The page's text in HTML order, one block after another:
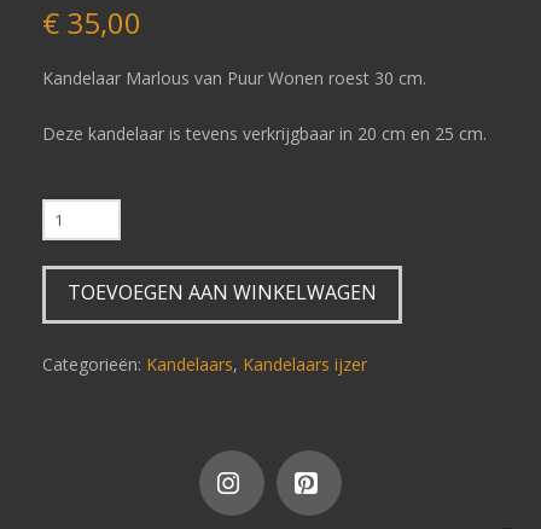
€35,00
Kandelaar Marlous van Puur Wonen roest 30 cm.
Deze kandelaar is tevens verkrijgbaar in 20 cm en 25 cm.
kandelaar
Marlous
Puur
Wonen
30
TOEVOEGEN AAN WINKELWAGEN
Categorieën: Kandelaars, Kandelaars ijzer